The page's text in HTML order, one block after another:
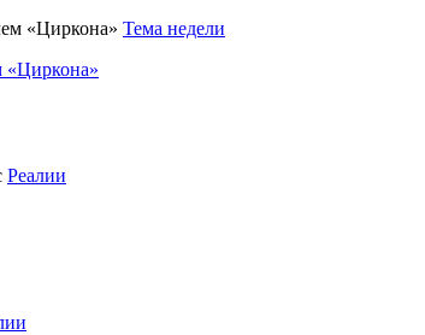
Тема недели
«Циркона»
Реалии